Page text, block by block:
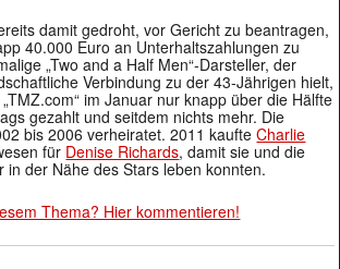
damit gedroht, vor Gericht zu beantragen,
40.000 Euro an Unterhaltszahlungen zu
„Two and a Half Men“-Darsteller, der
Verbindung zu der 43-Jährigen hielt,
im Januar nur knapp über die Hälfte
gezahlt und seitdem nichts mehr. Die
bis 2006 verheiratet. 2011 kaufteCharlie
für Denise Richards, damit sie und die
in der Nähe des Stars leben konnten.
Thema? Hier kommentieren!